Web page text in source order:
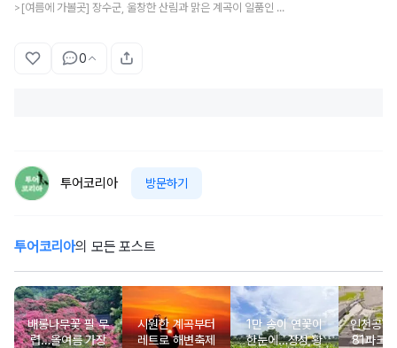
> [여름에 가볼곳] 장수군, 울창한 산림과 맑은 계곡이 일품인 녹색휴식처
0
투어코리아 방문하기
투어코리아의 모든 포스트
배롱나무꽃 필 무
렵…올여름 가장
시원한 계곡부터
레트로 해변축제
1만 송이 연꽃이
한눈에…장성 황
인천공
81파크'